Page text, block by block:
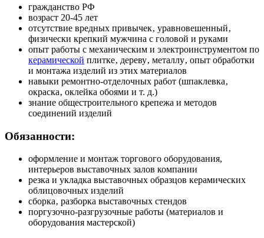
гражданство РФ
возраст 20-45 лет
отсутствие вредных привычек‚ уравновешенный‚
физически крепкий мужчина с головой и руками
опыт работы с механическим и электроинструментом по
керамической плитке‚ дереву‚ металлу‚ опыт обработки
и монтажа изделий из этих материалов
навыки ремонтно-отделочных работ (шпаклевка‚
окраска‚ оклейка обоями и т. д.)
знание общестроительного крепежа и методов
соединений изделий
Обязанности:
оформление и монтаж торгового оборудования,
интерьеров выставочных залов компании
резка и укладка выставочных образцов керамических
облицовочных изделий
сборка‚ разборка выставочных стендов
поргузочно-разгрузочные работы (материалов и
оборудования мастерской)